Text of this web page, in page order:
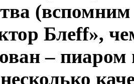
Блеff»,
– пиаром